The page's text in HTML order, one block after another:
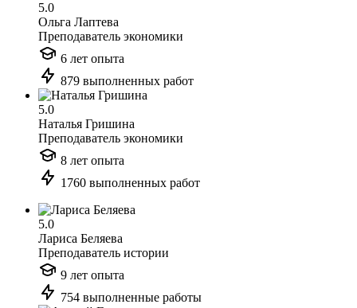
5.0
Ольга Лаптева
Преподаватель экономики
6 лет опыта
879 выполненных работ
5.0
Наталья Гришина
Преподаватель экономики
8 лет опыта
1760 выполненных работ
5.0
Лариса Беляева
Преподаватель истории
9 лет опыта
754 выполненные работы